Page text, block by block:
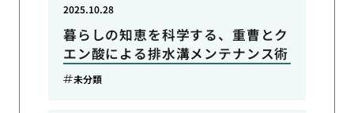
暮らしの知恵を科学する、重曹とク
エン酸による排水溝メンテナンス術
2025.10.28
未分類